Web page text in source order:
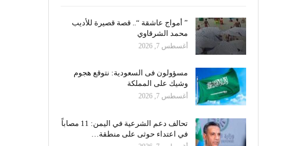
” أمواج عاشقة “.. قصة قصيرة للأديب
محمد الشرقاوي
أغسطس 7, 2026
مسؤولون فى السعودية: نتوقع هجوم
وشيك على المملكة
أغسطس 7, 2026
تحالف دعم الشرعية في اليمن: 11 مصاباً
في اعتداء حوثى على منطقة…